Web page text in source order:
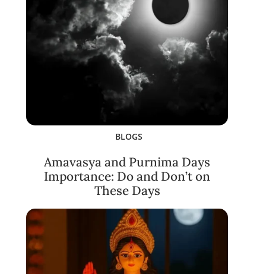
BLOGS
Amavasya and Purnima Days
Importance: Do and Don’t on
These Days